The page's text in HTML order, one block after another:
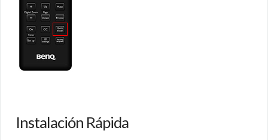
Instalación Rápida